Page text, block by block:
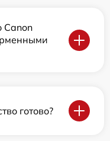
Canon
готово?